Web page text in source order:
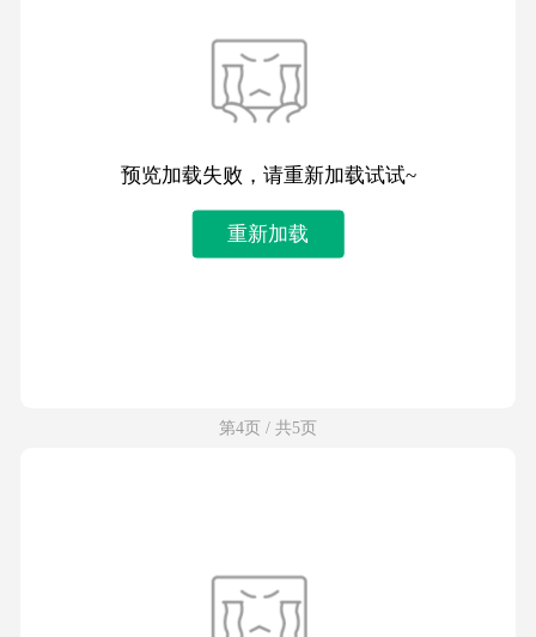
预览加载失败，请重新加载试试~
重新加载
第4页 / 共5页